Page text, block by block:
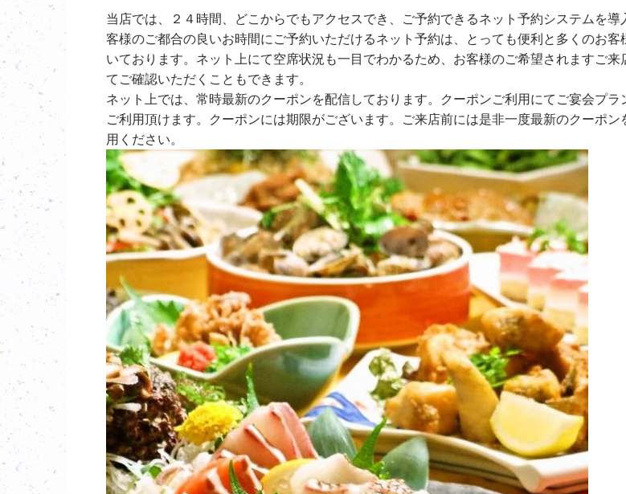
当店では、２４時間、どこからでもアクセスでき、ご予約できるネット予約システムを導
客様のご都合の良いお時間にご予約いただけるネット予約は、とっても便利と多くのお客
いております。ネット上にて空席状況も一目でわかるため、お客様のご希望されますご来
てご確認いただくこともできます。
ネット上では、常時最新のクーポンを配信しております。クーポンご利用にてご宴会プラ
ご利用頂けます。クーポンには期限がございます。ご来店前には是非一度最新のクーポン
用ください。